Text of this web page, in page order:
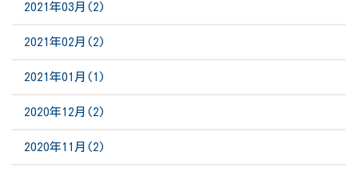
2021年03月(2)
2021年02月(2)
2021年01月(1)
2020年12月(2)
2020年11月(2)